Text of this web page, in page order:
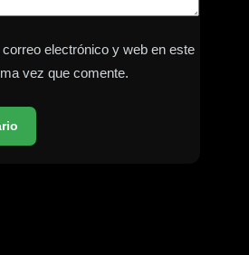
electrónico y web en este
vez que comente.